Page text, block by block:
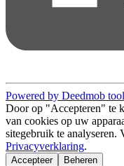
Powered by Deedmob
Door op "Accepteren" te
van cookies op uw
sitegebruik te analyseren.
Privacyverklaring.
Accepteer Beheren